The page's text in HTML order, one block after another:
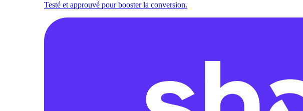
Testé et approuvé pour booster la conversion.